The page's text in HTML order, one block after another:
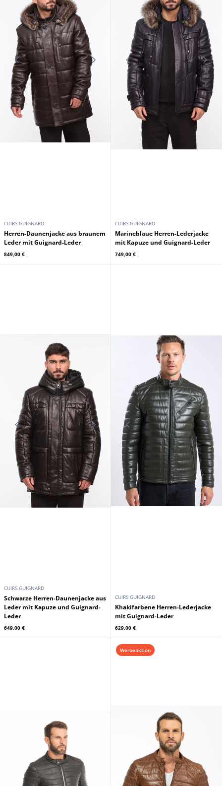
CUIRS GUIGNARD
Herren-Daunenjacke aus braunem
Leder mit Guignard-Leder
849,00 €
CUIRS GUIGNARD
Marineblaue Herren-Lederjacke
mit Kapuze und Guignard-Leder
749,00 €
CUIRS GUIGNARD
Schwarze Herren-Daunenjacke aus
Leder mit Kapuze und Guignard-
Leder
649,00 €
CUIRS GUIGNARD
Khakifarbene Herren-Lederjacke
mit Guignard-Leder
629,00 €
Werbeaktion